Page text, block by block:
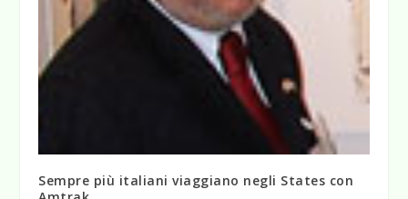
Sempre più italiani viaggiano negli States con